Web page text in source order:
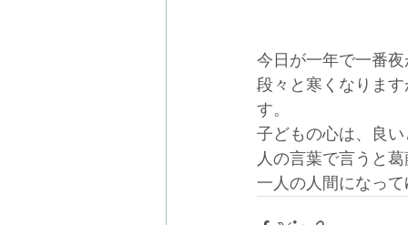
今日が一年で一番
段々と寒くなりま
す。
子どもの心は、良
人の言葉で言うと
一人の人間になっ